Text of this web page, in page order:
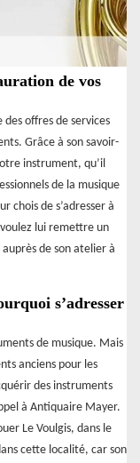
de vos
offres de services
Grâce à son savoir-
instrument, qu’il
de la musique
chois de s’adresser à
voulez lui remettre un
de son atelier à
s’adresser
de musique. Mais
anciens pour les
des instruments
à Antiquaire Mayer.
Le Voulgis, dans le
cette localité, car son